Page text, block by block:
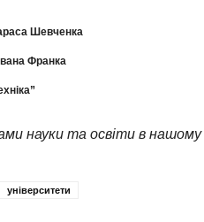
Шевченка
Франка
науки та освіти в нашому
університети